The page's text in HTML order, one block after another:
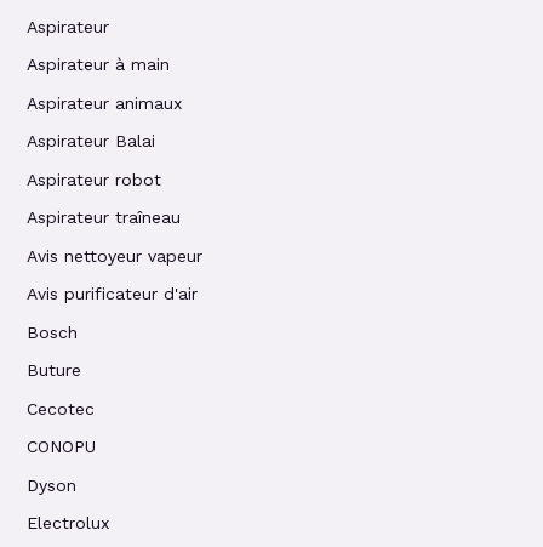
Aspirateur
Aspirateur à main
Aspirateur animaux
Aspirateur Balai
Aspirateur robot
Aspirateur traîneau
Avis nettoyeur vapeur
Avis purificateur d'air
Bosch
Buture
Cecotec
CONOPU
Dyson
Electrolux